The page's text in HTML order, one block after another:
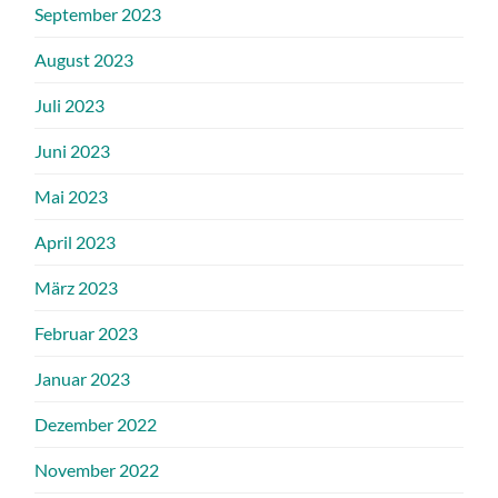
September 2023
August 2023
Juli 2023
Juni 2023
Mai 2023
April 2023
März 2023
Februar 2023
Januar 2023
Dezember 2022
November 2022